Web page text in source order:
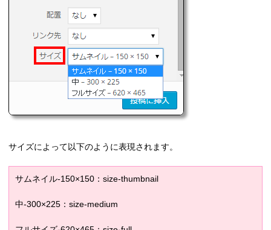
サイズによって以下のように表現されます。
サムネイル-150×150：size-thumbnail
中-300×225：size-medium